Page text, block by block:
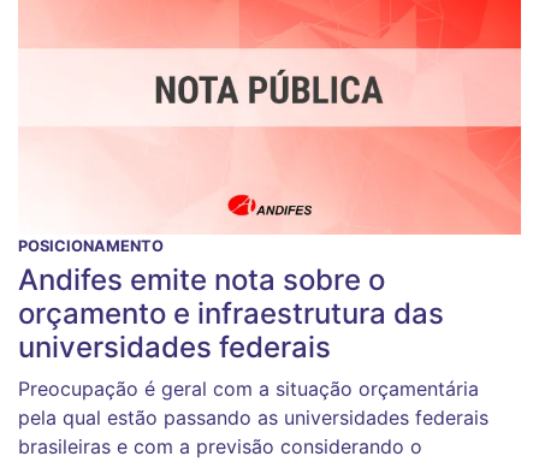
POSICIONAMENTO
Andifes emite nota sobre o
orçamento e infraestrutura das
universidades federais
Preocupação é geral com a situação orçamentária
pela qual estão passando as universidades federais
brasileiras e com a previsão considerando o